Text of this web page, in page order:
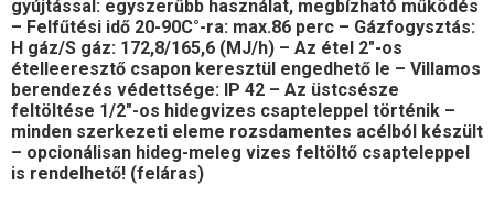
gyújtással: egyszerűbb használat, megbízható működés
– Felfűtési idő 20-90C°-ra: max.86 perc – Gázfogysztás:
H gáz/S gáz: 172,8/165,6 (MJ/h) – Az étel 2″-os
ételleeresztő csapon keresztül engedhető le – Villamos
berendezés védettsége: IP 42 – Az üstcsésze
feltöltése 1/2″-os hidegvizes csapteleppel történik –
minden szerkezeti eleme rozsdamentes acélból készült
– opcionálisan hideg-meleg vizes feltöltő csapteleppel
is rendelhető! (feláras)